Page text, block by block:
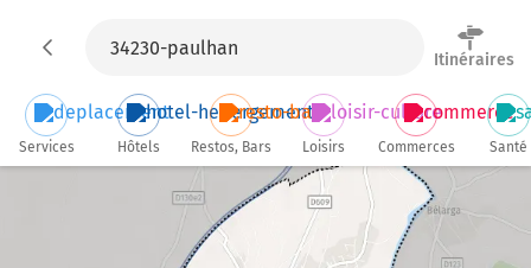
Itinéraires
Services Hôtels Restos, Bars Loisirs Commerces Santé